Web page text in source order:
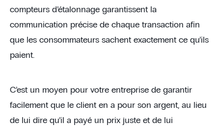
compteurs d’étalonnage garantissent la
communication précise de chaque transaction afin
que les consommateurs sachent exactement ce qu’ils
paient.
C’est un moyen pour votre entreprise de garantir
facilement que le client en a pour son argent, au lieu
de lui dire qu’il a payé un prix juste et de lui